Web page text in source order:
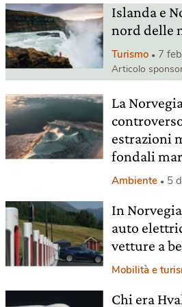
Islanda e
nord delle
Turismo 7
Articolo
La
estrazioni
fondali
Ambiente 5
In
auto
vetture a
Mobilità e
Chi era